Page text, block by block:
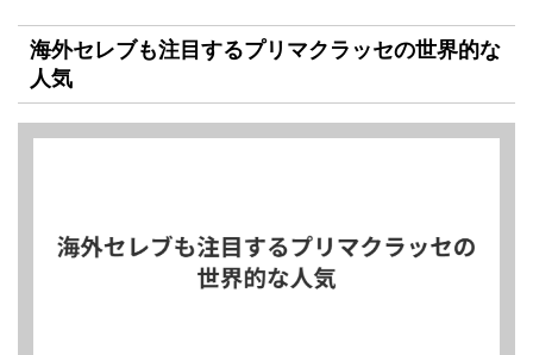
海外セレブも注目するプリマクラッセの世界的な
人気